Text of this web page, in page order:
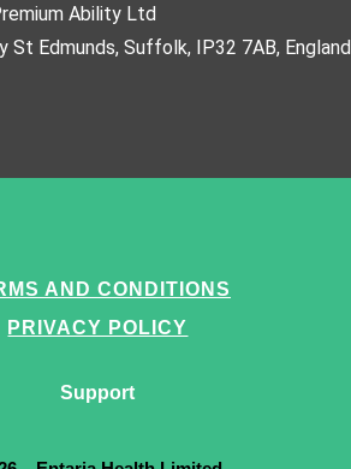
Ability Ltd
St Edmunds, Suffolk, IP32 7AB, England
AND CONDITIONS
PRIVACY POLICY
Support